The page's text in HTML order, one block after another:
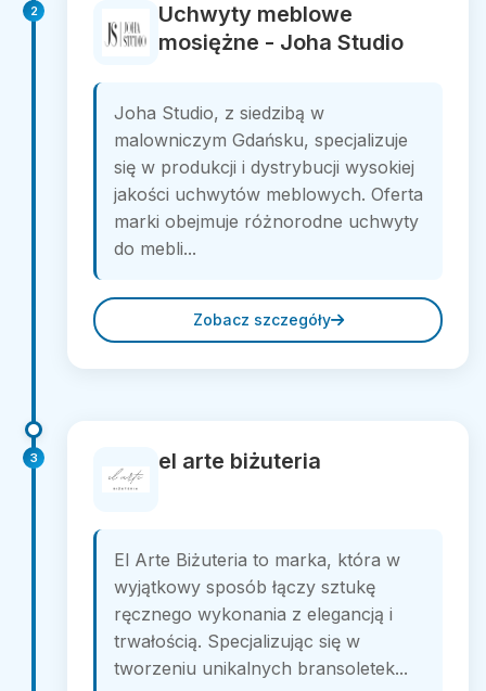
2
Uchwyty meblowe
mosiężne - Joha Studio
Joha Studio, z siedzibą w
malowniczym Gdańsku, specjalizuje
się w produkcji i dystrybucji wysokiej
jakości uchwytów meblowych. Oferta
marki obejmuje różnorodne uchwyty
do mebli...
Zobacz szczegóły
3 el arte biżuteria
El Arte Biżuteria to marka, która w
wyjątkowy sposób łączy sztukę
ręcznego wykonania z elegancją i
trwałością. Specjalizując się w
tworzeniu unikalnych bransoletek...